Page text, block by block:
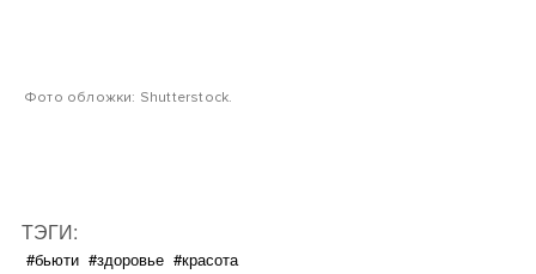
Фото обложки: Shutterstock.
ТЭГИ:
#бьюти #здоровье #красота